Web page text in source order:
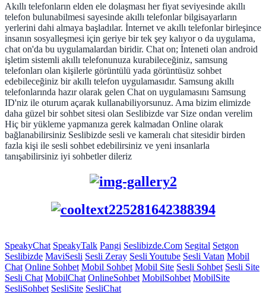
Akıllı telefonların elden ele dolaşması her fiyat seviyesinde akıllı
telefon bulunabilmesi sayesinde akıllı telefonlar bilgisayarların
yerlerini dahi almaya başladılar. İnternet ve akıllı telefonlar birleşince
insanın sosyalleşmesi için geriye bir tek şey kalıyor o da uygulama,
chat on'da bu uygulamalardan biridir. Chat on; İnteneti olan android
işletim sistemli akıllı telefonunuza kurabileceğiniz, samsung
telefonları olan kişilerle görüntülü yada görüntüsüz sohbet
edebileceğiniz birakıllı telefon uygulamasıdır. Samsung akıllı
telefonlarında hazır olarak gelen Chat on uygulamasını Samsung
ID'niz ile oturum açarak kullanabiliyorsunuz. Ama bizim elimizde
daha güzel bir sohbet sitesi olan Seslibizde var Size ondan verelim
Hiç bir yükleme yapmanıza gerek kalmadan Online olarak
bağlanabilirsiniz Seslibizde sesli ve kameralı chat sitesidir birden
fazla kişi ile sesli sohbet edebilirsiniz ve yeni insanlarla
tanışabilirsiniz iyi sohbetler dileriz
SpeakyChat SpeakyTalk Pangi Seslibizde.Com Segital Setgon
Seslibizde MaviSesli Sesli Zeray Sesli Youtube Sesli Vatan Mobil
Chat Online Sohbet Mobil Sohbet Mobil Site Sesli Sohbet Sesli Site
Sesli Chat MobilChat OnlineSohbet MobilSohbet MobilSite
SesliSohbet SesliSite SesliChat